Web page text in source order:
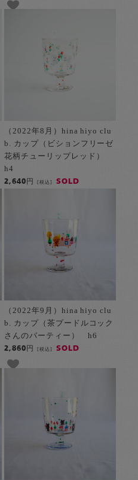
（2022年8月）hina hiyo clu
b. カップ（ビションフリーゼ
花柄チューリップレッド）
h4
2,640円 [税込] SOLD
（2022年9月）hina hiyo clu
b. カップ（茶プードルコック
さんのパーティー） h6
2,860円 [税込] SOLD